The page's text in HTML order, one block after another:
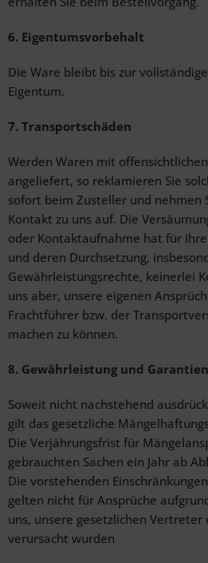
6. Eigentumsvorbehalt
Die Ware bleibt bis zur
Eigentum.
7. Transportschäden
Werden Waren mit
angeliefert, so reklamieren Sie
sofort beim Zusteller und nehmen
Kontakt zu uns auf. Die
oder Kontaktaufnahme hat für
und deren Durchsetzung,
Gewährleistungsrechte, keinerlei
uns aber, unsere eigenen
Frachtführer bzw. der
machen zu können.
8. Gewährleistung und Garantien
Soweit nicht nachstehend
gilt das gesetzliche
Die Verjährungsfrist für
gebrauchten Sachen ein Jahr ab
Die vorstehenden
gelten nicht für Ansprüche
uns, unsere gesetzlichen Vertreter
verursacht wurden